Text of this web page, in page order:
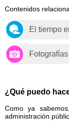
Contenidos
El tiempo
¿Qué puedo
Como ya
administración